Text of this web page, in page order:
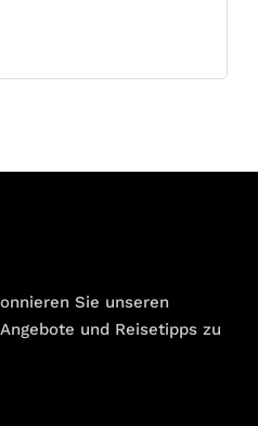
Sie unseren
und Reisetipps zu